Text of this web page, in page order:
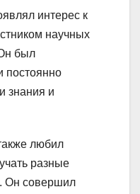
интерес к
научных
был
постоянно
знания и
любил
разные
Он совершил